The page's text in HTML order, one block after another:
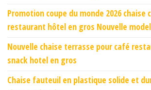
Promotion coupe du monde 2026 chaise
restaurant hôtel en gros Nouvelle
Nouvelle chaise terrasse pour café
snack hotel en gros
Chaise fauteuil en plastique solide et